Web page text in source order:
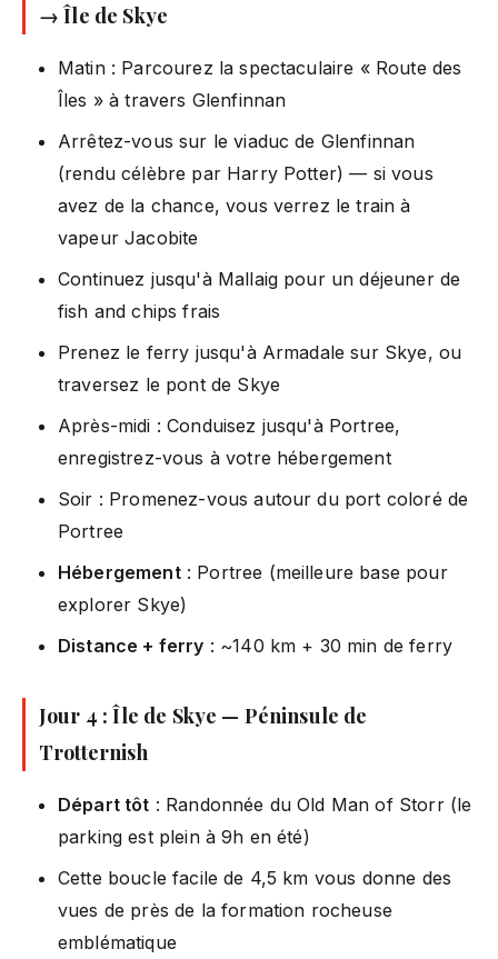
→ Île de Skye
Matin : Parcourez la spectaculaire « Route des
Îles » à travers Glenfinnan
Arrêtez-vous sur le viaduc de Glenfinnan
(rendu célèbre par Harry Potter) — si vous
avez de la chance, vous verrez le train à
vapeur Jacobite
Continuez jusqu'à Mallaig pour un déjeuner de
fish and chips frais
Prenez le ferry jusqu'à Armadale sur Skye, ou
traversez le pont de Skye
Après-midi : Conduisez jusqu'à Portree,
enregistrez-vous à votre hébergement
Soir : Promenez-vous autour du port coloré de
Portree
Hébergement: Portree (meilleure base pour
explorer Skye)
Distance + ferry : ~140 km + 30 min de ferry
Jour 4 : Île de Skye — Péninsule de
Trotternish
Départ tôt : Randonnée du Old Man of Storr (le
parking est plein à 9h en été)
Cette boucle facile de 4,5 km vous donne des
vues de près de la formation rocheuse
emblématique